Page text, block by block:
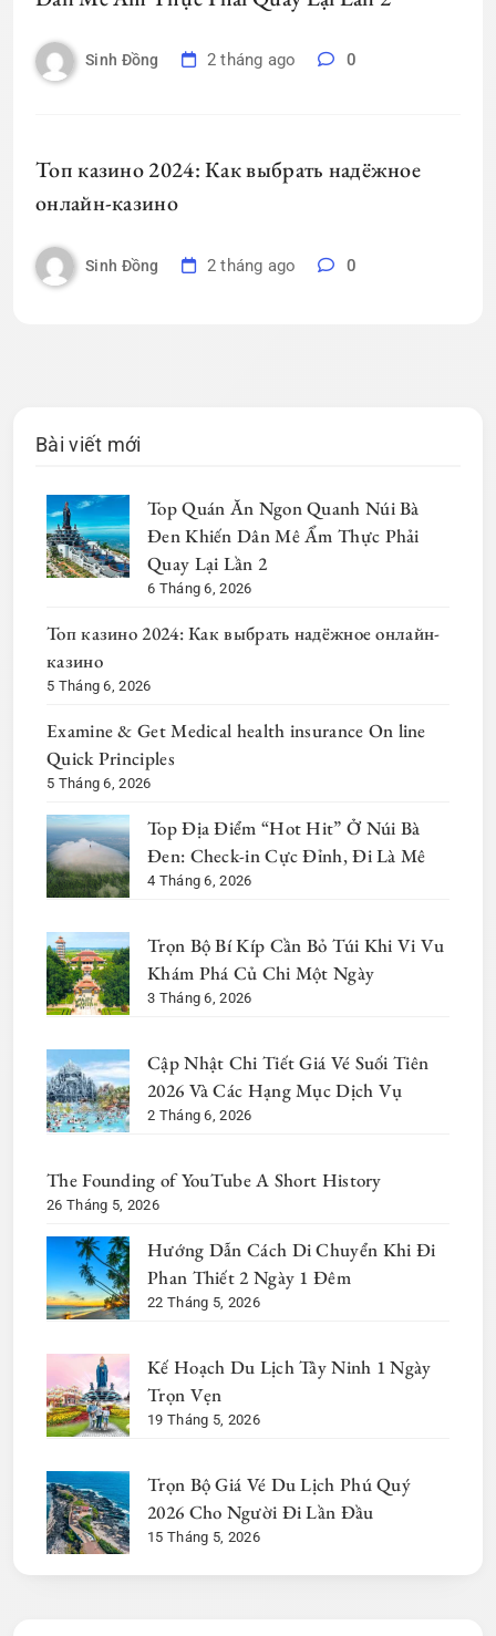
Sinh Đồng 2 tháng ago 0
Топ казино 2024: Как выбрать надёжное
онлайн-казино
Sinh Đồng 2 tháng ago 0
Bài viết mới
Top Quán Ăn Ngon Quanh Núi Bà
Đen Khiến Dân Mê Ẩm Thực Phải
Quay Lại Lần 2
6 Tháng 6, 2026
Топ казино 2024: Как выбрать надёжное онлайн-
казино
5 Tháng 6, 2026
Examine & Get Medical health insurance On line
Quick Principles
5 Tháng 6, 2026
Top Địa Điểm “Hot Hit” Ở Núi Bà
Đen: Check-in Cực Đỉnh, Đi Là Mê
4 Tháng 6, 2026
Trọn Bộ Bí Kíp Cần Bỏ Túi Khi Vi Vu
Khám Phá Củ Chi Một Ngày
3 Tháng 6, 2026
Cập Nhật Chi Tiết Giá Vé Suối Tiên
2026 Và Các Hạng Mục Dịch Vụ
2 Tháng 6, 2026
The Founding of YouTube A Short History
26 Tháng 5, 2026
Hướng Dẫn Cách Di Chuyển Khi Đi
Phan Thiết 2 Ngày 1 Đêm
22 Tháng 5, 2026
Kế Hoạch Du Lịch Tây Ninh 1 Ngày
Trọn Vẹn
19 Tháng 5, 2026
Trọn Bộ Giá Vé Du Lịch Phú Quý
2026 Cho Người Đi Lần Đầu
15 Tháng 5, 2026